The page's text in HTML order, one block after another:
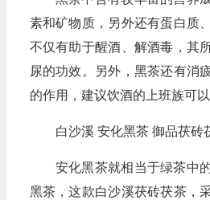
素和矿物质，另外还有蛋白质
不仅有助于醒酒、解酒毒，其
尿的功效。另外，黑茶还有消
的作用，建议饮酒的上班族可以
白沙溪 安化黑茶 御品茯砖
安化黑茶就相当于绿茶中
黑茶，这款白沙溪茯砖茯茶，